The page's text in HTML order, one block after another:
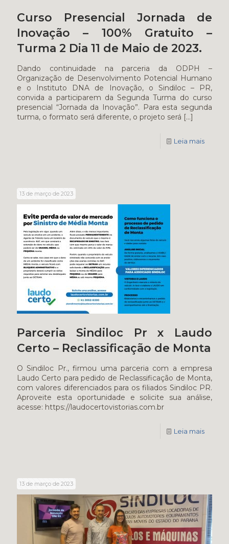
Curso Presencial Jornada de
Inovação – 100% Gratuito –
Turma 2 Dia 11 de Maio de 2023.
Dando continuidade na parceria da ODPH –
Organização de Desenvolvimento Potencial Humano
e o Instituto DNA de Inovação, o Sindiloc – PR,
convida a participarem da Segunda Turma do curso
presencial “Jornada da Inovação”. Para esta segunda
turma, o formato será diferente, o projeto será […]
Leia mais
13 de março de 2023
Parceria Sindiloc Pr x Laudo
Certo – Reclassificação de Monta
O Sindiloc Pr., firmou uma parceria com a empresa
Laudo Certo para pedido de Reclassificação de Monta,
com valores diferenciados para os filiados Sindiloc PR.
Aproveite esta oportunidade e solicite sua análise,
acesse: https://laudocertovistorias.com.br
Leia mais
13 de março de 2023